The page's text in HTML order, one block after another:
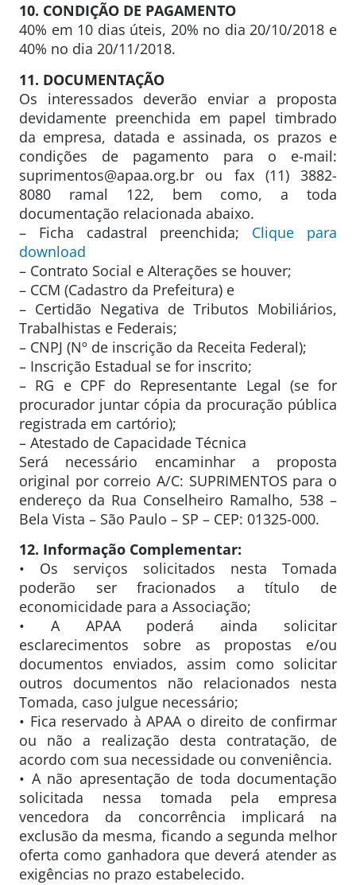
10. CONDIÇÃO DE PAGAMENTO
40% em 10 dias úteis, 20% no dia 20/10/2018 e
40% no dia 20/11/2018.
11. DOCUMENTAÇÃO
Os interessados deverão enviar a proposta
devidamente preenchida em papel timbrado
da empresa, datada e assinada, os prazos e
condições de pagamento para o e-mail:
suprimentos@apaa.org.br ou fax (11) 3882-
8080 ramal 122, bem como, a toda
documentação relacionada abaixo.
– Ficha cadastral preenchida; Clique para
download
– Contrato Social e Alterações se houver;
– CCM (Cadastro da Prefeitura) e
– Certidão Negativa de Tributos Mobiliários,
Trabalhistas e Federais;
– CNPJ (Nº de inscrição da Receita Federal);
– Inscrição Estadual se for inscrito;
– RG e CPF do Representante Legal (se for
procurador juntar cópia da procuração pública
registrada em cartório);
– Atestado de Capacidade Técnica
Será necessário encaminhar a proposta
original por correio A/C: SUPRIMENTOS para o
endereço da Rua Conselheiro Ramalho, 538 –
Bela Vista – São Paulo – SP – CEP: 01325-000.
12. Informação Complementar:
• Os serviços solicitados nesta Tomada
poderão ser fracionados a título de
economicidade para a Associação;
• A APAA poderá ainda solicitar
esclarecimentos sobre as propostas e/ou
documentos enviados, assim como solicitar
outros documentos não relacionados nesta
Tomada, caso julgue necessário;
• Fica reservado à APAA o direito de confirmar
ou não a realização desta contratação, de
acordo com sua necessidade ou conveniência.
• A não apresentação de toda documentação
solicitada nessa tomada pela empresa
vencedora da concorrência implicará na
exclusão da mesma, ficando a segunda melhor
oferta como ganhadora que deverá atender as
exigências no prazo estabelecido.